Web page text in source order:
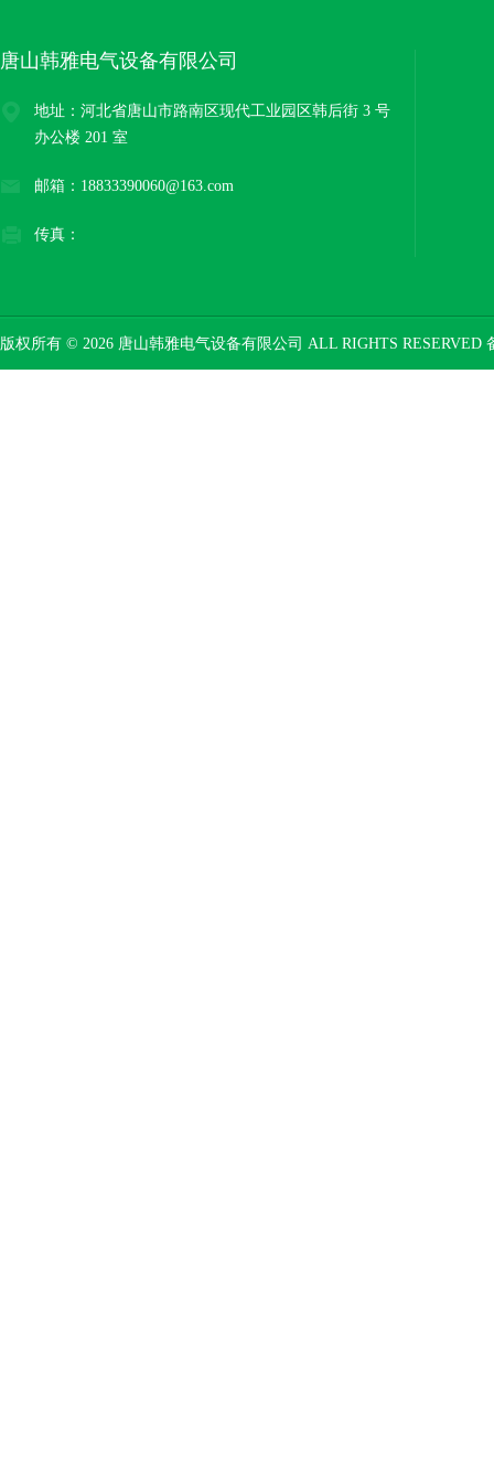
唐山韩雅电气设备有限公司
地址：河北省唐山市路南区现代工业园区韩后街 3 号
办公楼 201 室
邮箱：18833390060@163.com
传真：
版权所有 © 2026 唐山韩雅电气设备有限公司 ALL RIGHTS RESERVED